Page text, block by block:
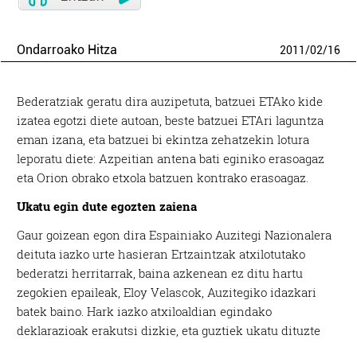
Ondarroako Hitza 2011/02/16
Bederatziak geratu dira auzipetuta, batzuei ETAko kide
izatea egotzi diete autoan, beste batzuei ETAri laguntza
eman izana, eta batzuei bi ekintza zehatzekin lotura
leporatu diete: Azpeitian antena bati eginiko erasoagaz
eta Orion obrako etxola batzuen kontrako erasoagaz.
Ukatu egin dute egozten zaiena
Gaur goizean egon dira Espainiako Auzitegi Nazionalera
deituta iazko urte hasieran Ertzaintzak atxilotutako
bederatzi herritarrak, baina azkenean ez ditu hartu
zegokien epaileak, Eloy Velascok, Auzitegiko idazkari
batek baino. Hark iazko atxiloaldian egindako
deklarazioak erakutsi dizkie, eta guztiek ukatu dituzte